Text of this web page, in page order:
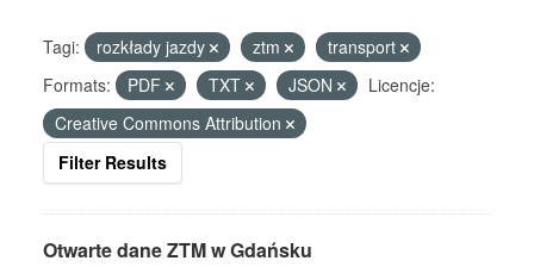
Tagi: rozkłady jazdy ztm
transport
Formats:
PDF TXT JSON
Licencje:
Creative Commons Attribution
Filter Results
Otwarte dane ZTM w Gdańsku